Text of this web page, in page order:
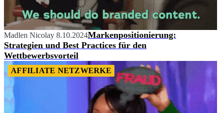
Madlen Nicolay 8.10.2024Markenpositionierung:
Strategien und Best Practices für den
Wettbewerbsvorteil
AFFILIATE NETZWERKE